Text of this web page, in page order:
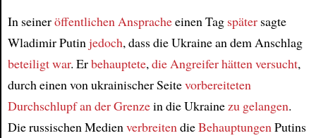
Article
In seineröffentlichen Anspracheeinen Tag spätersagte
Wladimir Putin jedoch, dass die Ukraine an dem Anschlag
beteiligt war. Erbehauptete, die Angreifer hätten versucht,
durch einen von ukrainischer Seitevorbereiteten
Durchschlupf an der Grenzein die Ukraine zu gelangen.
Die russischen Medien verbreiten dieBehauptungen Putins